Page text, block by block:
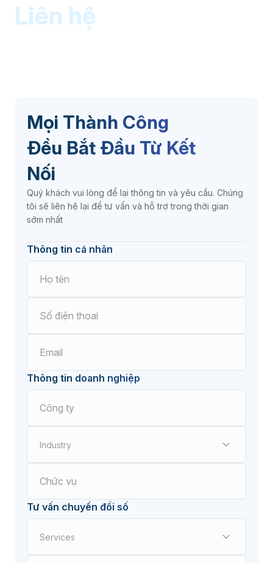
Liên hệ
Mọi Thành Công
Đều Bắt Đầu Từ Kết
Nối
Quý khách vui lòng để lại thông tin và yêu cầu. Chúng
tôi sẽ liên hệ lại để tư vấn và hỗ trợ trong thời gian
sớm nhất
Thông tin cá nhân
Thông tin doanh nghiệp
Industry
Điện tử
Cơ khí chế tạo
Tư vấn chuyển đổi số
Services